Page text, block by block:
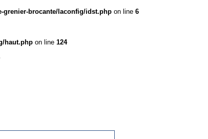
grenier-brocante/laconfig/idst.php on line 6
haut.php on line 124